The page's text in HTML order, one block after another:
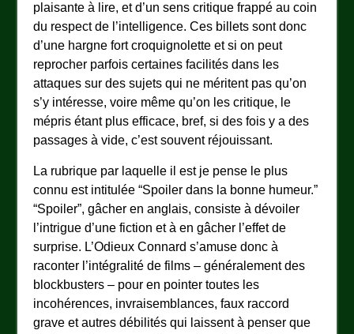
plaisante à lire, et d’un sens critique frappé au coin
du respect de l’intelligence. Ces billets sont donc
d’une hargne fort croquignolette et si on peut
reprocher parfois certaines facilités dans les
attaques sur des sujets qui ne méritent pas qu’on
s’y intéresse, voire même qu’on les critique, le
mépris étant plus efficace, bref, si des fois y a des
passages à vide, c’est souvent réjouissant.
La rubrique par laquelle il est je pense le plus
connu est intitulée “Spoiler dans la bonne humeur.”
“Spoiler”, gâcher en anglais, consiste à dévoiler
l’intrigue d’une fiction et à en gâcher l’effet de
surprise. L’Odieux Connard s’amuse donc à
raconter l’intégralité de films – généralement des
blockbusters – pour en pointer toutes les
incohérences, invraisemblances, faux raccord
grave et autres débilités qui laissent à penser que